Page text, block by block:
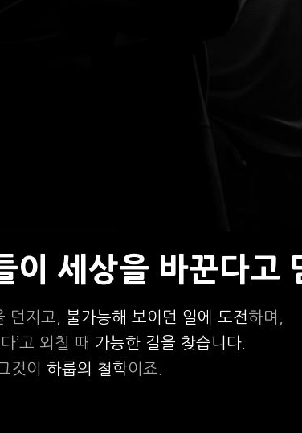
이 세상을 바꾼다고
던지고, 불가능해 보이던 일에 도전하며,
’고 외칠 때 가능한 길을 찾습니다.
것이 하룹의 철학이죠.